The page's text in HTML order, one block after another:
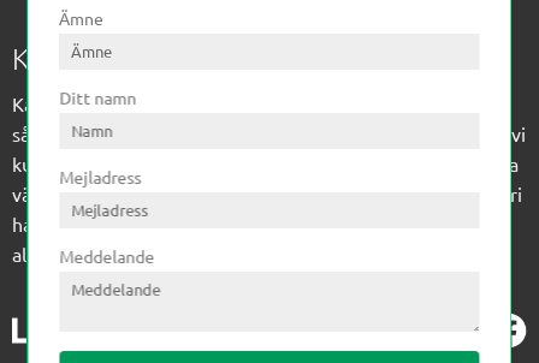
Kagon AB
Kagon har sedan 1972 levererat kompetens till
sågverksindustrin och övrig industri. Till träindustrin tillför vi
kunskap med optimeringslösningar från timmerplanen hela
vägen fram till paketering/emballering och till övrig industri
har vi ett komplement sortiment av teknikprodukter med
allt ifrån slangtillverkning till transmission och lager.
Ämne
Ditt namn
Mejladress
Meddelande